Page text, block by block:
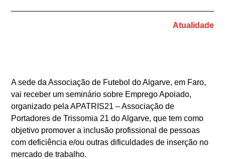
Atualidade
A sede da Associação de Futebol do Algarve, em Faro,
vai receber um seminário sobre Emprego Apoiado,
organizado pela APATRIS21 – Associação de
Portadores de Trissomia 21 do Algarve, que tem como
objetivo promover a inclusão profissional de pessoas
com deficiência e/ou outras dificuldades de inserção no
mercado de trabalho.